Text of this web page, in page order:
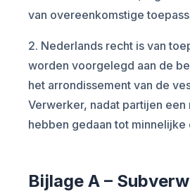
van overeenkomstige
2. Nederlands recht is van
worden voorgelegd aan de
het arrondissement van de
Verwerker, nadat partijen
hebben gedaan tot minnelijke
Bijlage A –